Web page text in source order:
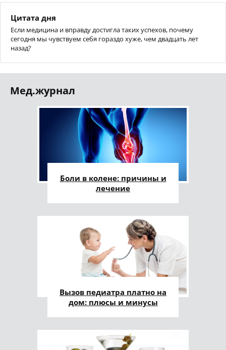
Цитата дня
Если медицина и вправду достигла таких успехов, почему
сегодня мы чувствуем себя гораздо хуже, чем двадцать лет
назад?
Мед.журнал
Боли в колене: причины и
лечение
Вызов педиатра платно на
дом: плюсы и минусы